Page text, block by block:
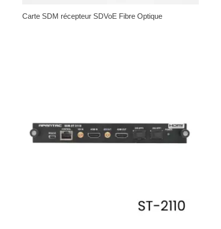
Carte SDM récepteur SDVoE Fibre Optique